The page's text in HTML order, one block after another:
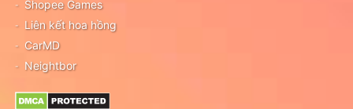
Shopee Games
Liên kết hoa hồng
CarMD
Neightbor